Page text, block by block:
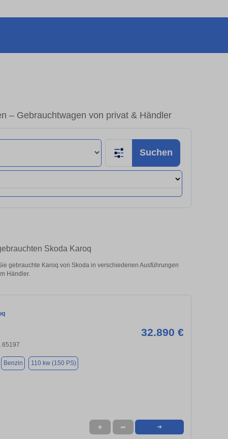
– Gebrauchtwagen von privat & Händler
Suchen
Skoda Karoq
gebrauchte Karoq von Skoda in verschiedenen Ausführungen
Händler.
32.890 €
65197
Benzin 110 kw (150 PS)
★ ➦ ➜